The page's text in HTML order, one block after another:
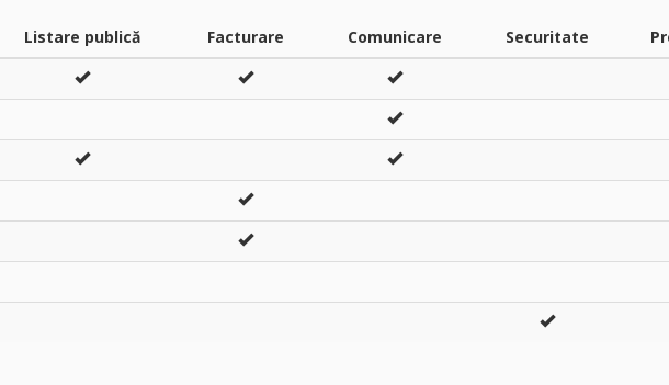
Listare publică Facturare Comunicare Securitate